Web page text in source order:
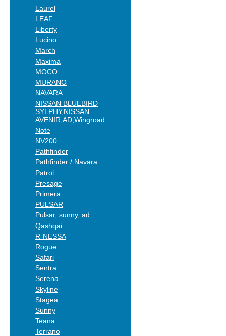
Laurel
LEAF
Liberty
Lucino
March
Maxima
MOCO
MURANO
NAVARA
NISSAN BLUEBIRD
SYLPHY,NISSAN
AVENIR,AD,Wingroad
Note
NV200
Pathfinder
Pathfinder / Navara
Patrol
Presage
Primera
PULSAR
Pulsar, sunny, ad
Qashqai
R-NESSA
Rogue
Safari
Sentra
Serena
Skyline
Stagea
Sunny
Teana
Terrano